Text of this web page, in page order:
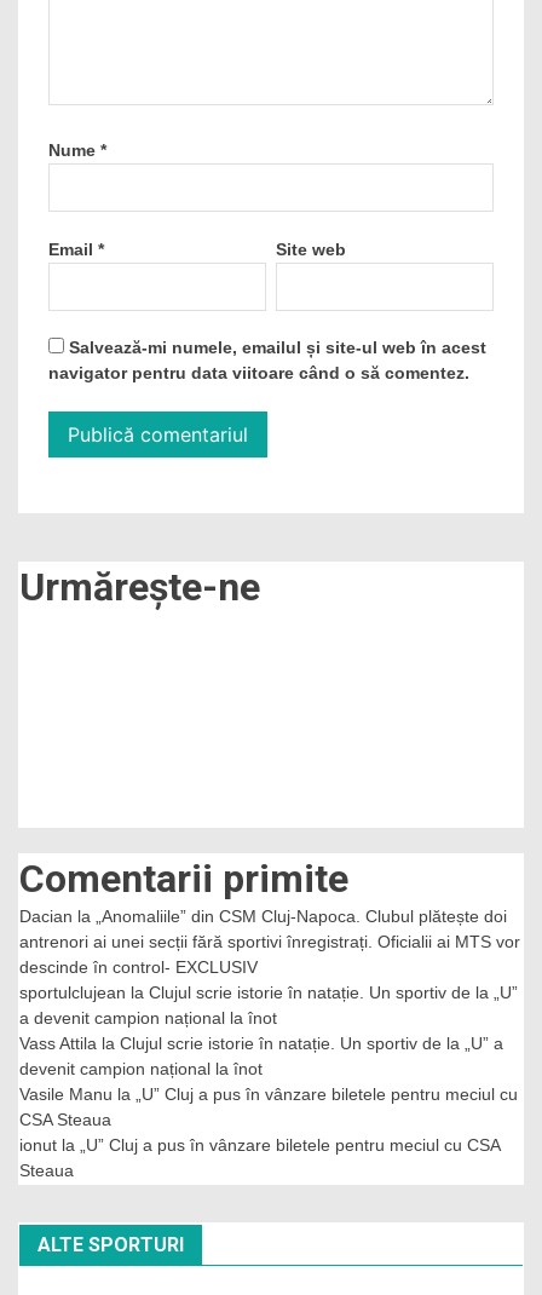
Nume *
Email * Site web
Salvează-mi numele, emailul și site-ul web în acest
navigator pentru data viitoare când o să comentez.
Urmărește-ne
Comentarii primite
Dacian la
„Anomaliile” din CSM Cluj-Napoca. Clubul plătește doi
antrenori ai unei secții fără sportivi înregistrați. Oficialii ai MTS vor
descinde în control- EXCLUSIV
sportulclujean la Clujul scrie istorie în natație. Un sportiv de la „U”
a devenit campion național la înot
Vass Attila la Clujul scrie istorie în natație. Un sportiv de la „U” a
devenit campion național la înot
Vasile Manu la
„U” Cluj a pus în vânzare biletele pentru meciul cu
CSA Steaua
ionut la
„U” Cluj a pus în vânzare biletele pentru meciul cu CSA
Steaua
ALTE SPORTURI